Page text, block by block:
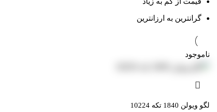
گرانترین به ارزانترین
ناموجود
لگو ویولن 1840 تکه 10224